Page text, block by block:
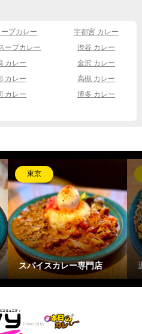
プカレー
宇都宮 カレー
ープカレー
渋谷 カレー
カレー
金沢 カレー
カレー
高槻 カレー
カレー
博多 カレー
東京
スパイスカレー専門店